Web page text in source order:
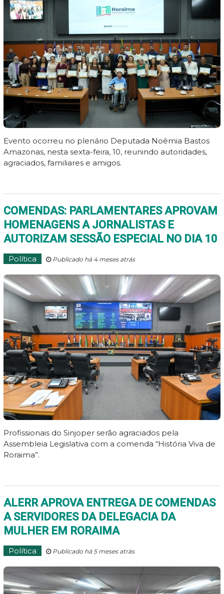
Evento ocorreu no plenário Deputada Noêmia Bastos
Amazonas, nesta sexta-feira, 10, reunindo autoridades,
agraciados, familiares e amigos.
COMENDAS: PARLAMENTARES APROVAM
HOMENAGENS A JORNALISTAS E
AUTORIZAM SESSÃO ESPECIAL NO DIA 10
Política Publicado há 4 meses atrás
Profissionais do Sinjoper serão agraciados pela
Assembleia Legislativa com a comenda “História Viva de
Roraima”.
ALERR APROVA ENTREGA DE COMENDAS
A SERVIDORES DA DELEGACIA DA
MULHER EM RORAIMA
Política Publicado há 5 meses atrás